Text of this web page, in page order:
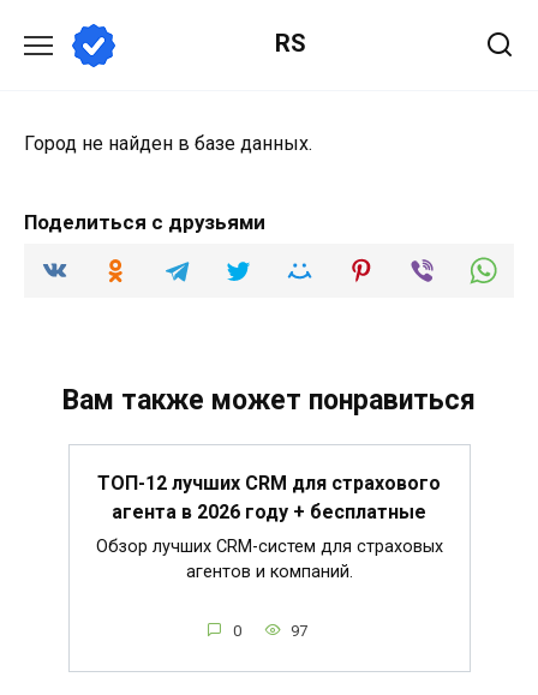
содержанию
RS
Город не найден в базе данных.
Поделиться с друзьями
Вам также может понравиться
ТОП-12 лучших CRM для страхового
агента в 2026 году + бесплатные
Обзор лучших CRM-систем для страховых
агентов и компаний.
0 97